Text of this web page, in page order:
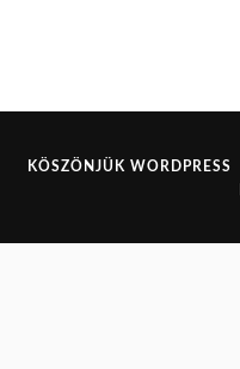
KÖSZÖNJÜK WORDPRESS